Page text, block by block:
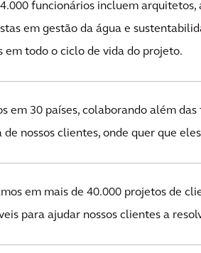
funcionários incluem
em gestão da água e
em todo o ciclo de vida do projeto.
em 30 países, colaborando além
de nossos clientes, onde quer que
em mais de 40.000 projetos de
para ajudar nossos clientes a